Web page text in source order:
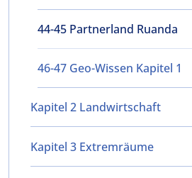
44-45 Partnerland Ruanda
46-47 Geo-Wissen Kapitel 1
Kapitel 2 Landwirtschaft
Kapitel 3 Extremräume